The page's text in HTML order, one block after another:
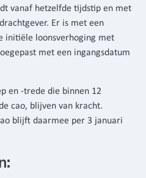
vanaf hetzelfde tijdstip en met
Er is met een
initiële loonsverhoging met
met een ingangsdatum
en -trede die binnen 12
cao, blijven van kracht.
blijft daarmee per 3 januari